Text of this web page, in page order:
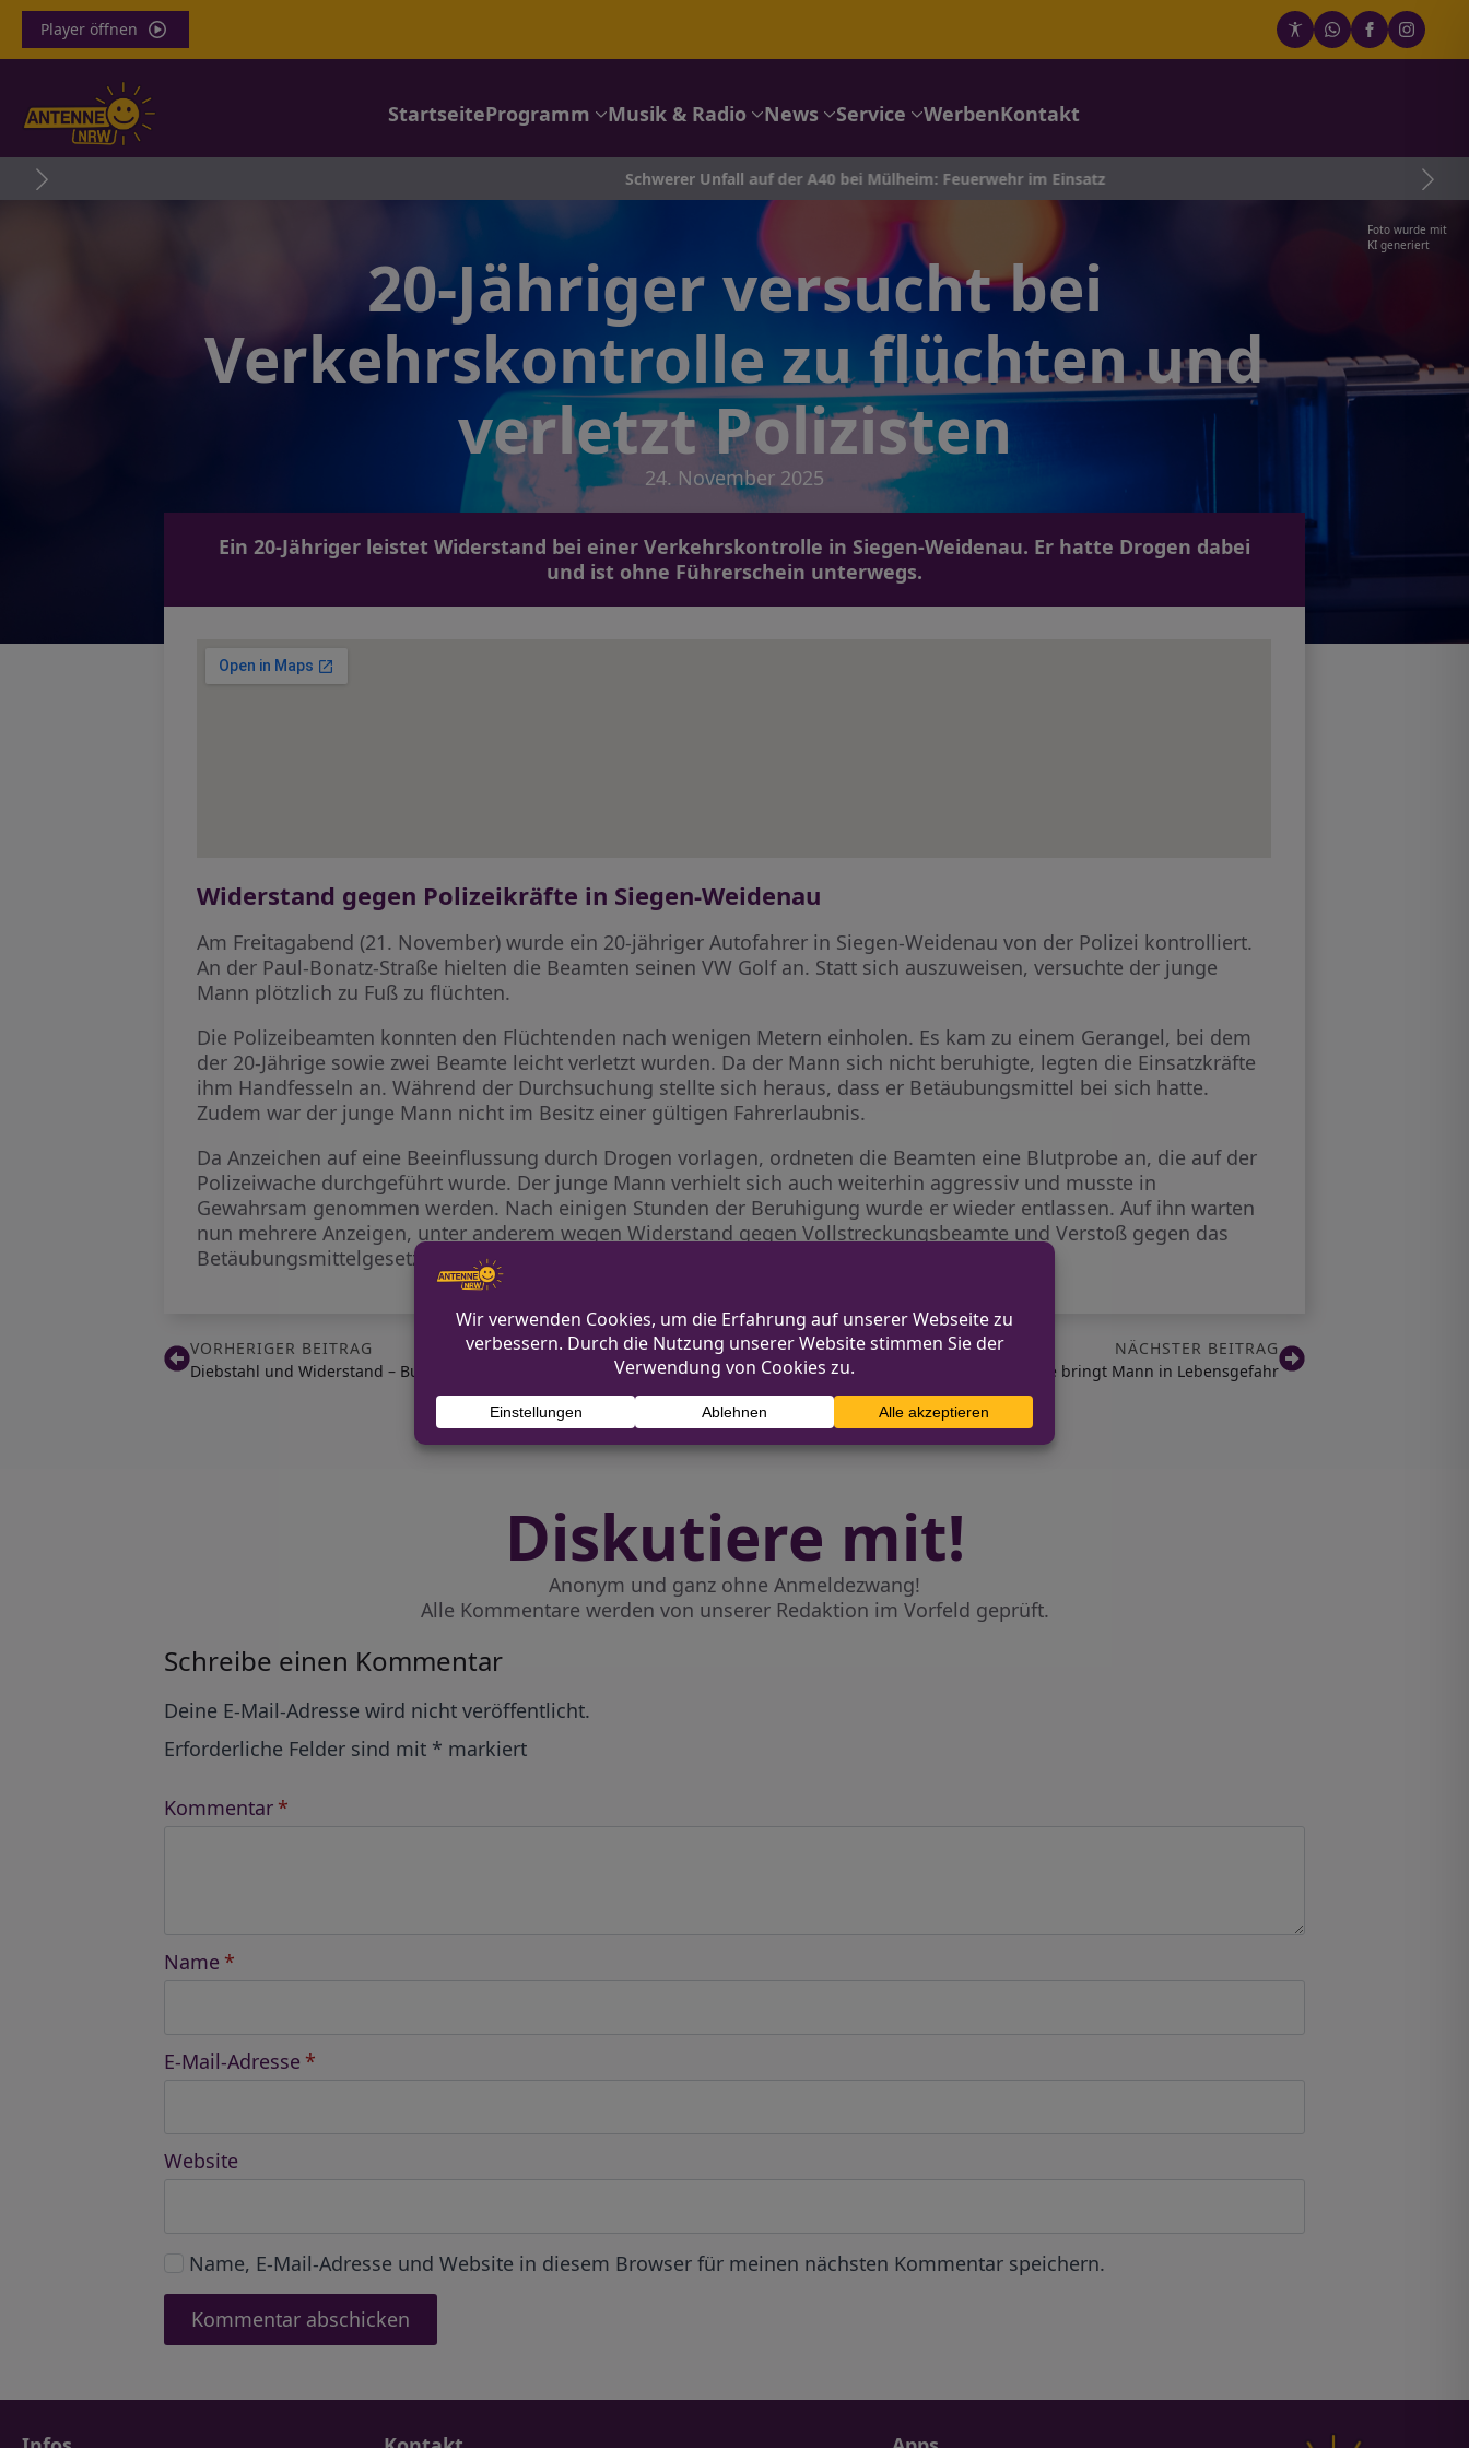
Player öffnen
StartseiteProgramm Musik & Radio News Service WerbenKontakt
Schwerer Unfall auf der A40 bei Mülheim: Feuerwehr im Einsatz
Foto wurde mit
KI generiert
20-Jähriger versucht bei
Verkehrskontrolle zu flüchten und
verletzt Polizisten
24. November 2025
Ein 20-Jähriger leistet Widerstand bei einer Verkehrskontrolle in Siegen-Weidenau. Er hatte Drogen dabei
und ist ohne Führerschein unterwegs.
Widerstand gegen Polizeikräfte in Siegen-Weidenau
Am Freitagabend (21. November) wurde ein 20-jähriger Autofahrer in Siegen-Weidenau von der Polizei kontrolliert.
An der Paul-Bonatz-Straße hielten die Beamten seinen VW Golf an. Statt sich auszuweisen, versuchte der junge
Mann plötzlich zu Fuß zu flüchten.
Die Polizeibeamten konnten den Flüchtenden nach wenigen Metern einholen. Es kam zu einem Gerangel, bei dem
der 20-Jährige sowie zwei Beamte leicht verletzt wurden. Da der Mann sich nicht beruhigte, legten die Einsatzkräfte
ihm Handfesseln an. Während der Durchsuchung stellte sich heraus, dass er Betäubungsmittel bei sich hatte.
Zudem war der junge Mann nicht im Besitz einer gültigen Fahrerlaubnis.
Da Anzeichen auf eine Beeinflussung durch Drogen vorlagen, ordneten die Beamten eine Blutprobe an, die auf der
Polizeiwache durchgeführt wurde. Der junge Mann verhielt sich auch weiterhin aggressiv und musste in
Gewahrsam genommen werden. Nach einigen Stunden der Beruhigung wurde er wieder entlassen. Auf ihn warten
nun mehrere Anzeigen, unter anderem wegen Widerstand gegen Vollstreckungsbeamte und Verstoß gegen das
Betäubungsmittelgesetz.
VORHERIGER BEITRAG
Diebstahl und Widerstand – Bundespolizei verhaftet 29-Jährigen
NÄCHSTER BEITRAG
Feuerwehr Goch: Grillen mit Holzkohle bringt Mann in Lebensgefahr
Diskutiere mit!
Anonym und ganz ohne Anmeldezwang!
Alle Kommentare werden von unserer Redaktion im Vorfeld geprüft.
Schreibe einen Kommentar
Deine E-Mail-Adresse wird nicht veröffentlicht.
Erforderliche Felder sind mit * markiert
Kommentar *
Name *
E-Mail-Adresse *
Website
Name, E-Mail-Adresse und Website in diesem Browser für meinen nächsten Kommentar speichern.